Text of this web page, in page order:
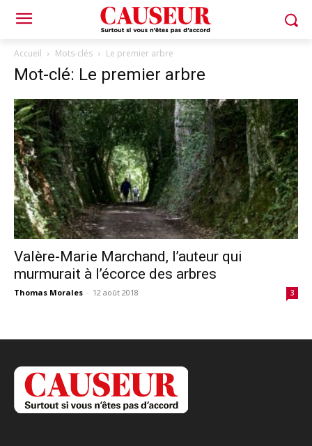
Accueil Mots-clés Le premier arbre
Mot-clé: Le premier arbre
Valère-Marie Marchand, l’auteur qui
murmurait à l’écorce des arbres
Thomas Morales - 12 août 2018 3